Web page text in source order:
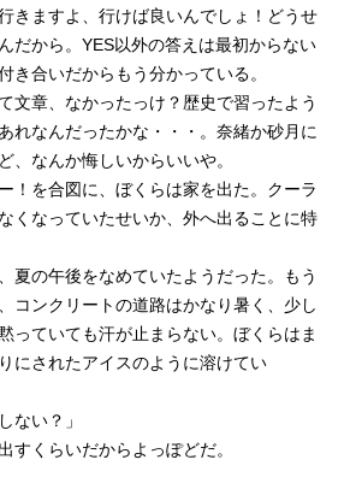
きますよ、行けば良いんでしょ！どうせ
だから。YES以外の答えは最初からない
き合いだからもう分かっている。
文章、なかったっけ？歴史で習ったよう
れなんだったかな・・・。奈緒か砂月に
、なんか悔しいからいいや。
！を合図に、ぼくらは家を出た。クーラ
くなっていたせいか、外へ出ることに特
夏の午後をなめていたようだった。もう
コンクリートの道路はかなり暑く、少し
っていても汗が止まらない。ぼくらはま
にされたアイスのように溶けてい
ない？」
すくらいだからよっぽどだ。